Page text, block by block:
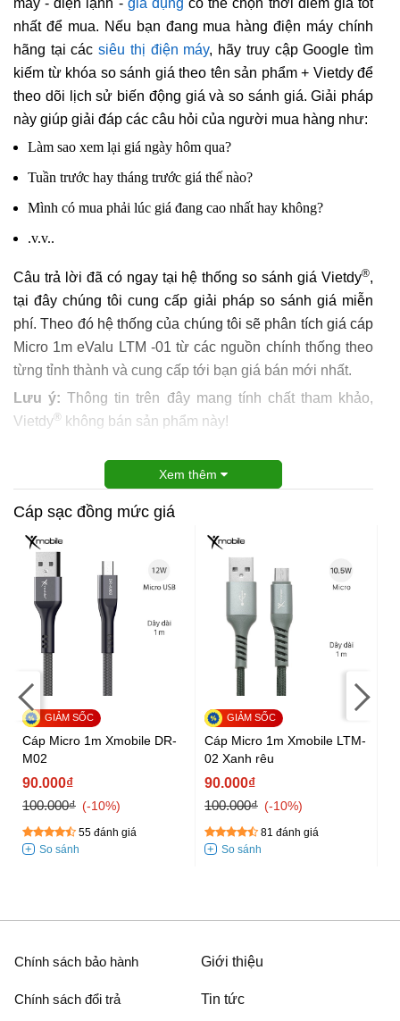
nhất để mua. Nếu bạn đang mua hàng điện máy chính
hãng tại cácsiêu thị điện máy, hãy truy cập Google tìm
kiếm từ khóa so sánh giá theo tên sản phẩm + Vietdy để
theo dõi lịch sử biến động giá và so sánh giá. Giải pháp
này giúp giải đáp các câu hỏi của người mua hàng như:
Làm sao xem lại giá ngày hôm qua?
Tuần trước hay tháng trước giá thế nào?
Mình có mua phải lúc giá đang cao nhất hay không?
.v.v..
Câu trả lời đã có ngay tại hệ thống so sánh giá Vietdy®,
tại đây chúng tôi cung cấp giải pháp so sánh giá miễn
phí. Theo đó hệ thống của chúng tôi sẽ phân tích giá cáp
Micro 1m eValu LTM -01 từ các nguồn chính thống theo
từng tỉnh thành và cung cấp tới bạn giá bán mới nhất.
Lưu ý: Thông tin trên đây mang tính chất tham khảo,
Vietdy® không bán sản phẩm này!
Xem thêm
Cáp sạc đồng mức giá
Cáp Micro 1m Xmobile DR-
M02
90.000₫
100.000₫
-10%
55 đánh giá
Cáp Micro 1m Xmobile LTM-
02 Xanh rêu
90.000₫
100.000₫
-10%
81 đánh giá
Chính sách bảo hành
Chính sách đổi trả
Giới thiệu
Tin tức